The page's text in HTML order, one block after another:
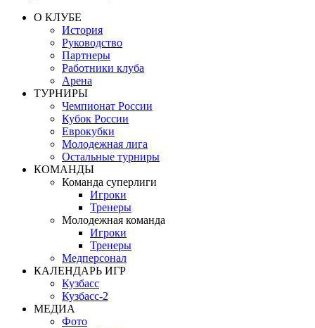
О КЛУБЕ
История
Руководство
Партнеры
Работники клуба
Арена
ТУРНИРЫ
Чемпионат России
Кубок России
Еврокубки
Молодежная лига
Остальные турниры
КОМАНДЫ
Команда суперлиги
Игроки
Тренеры
Молодежная команда
Игроки
Тренеры
Медперсонал
КАЛЕНДАРЬ ИГР
Кузбасс
Кузбасс-2
МЕДИА
Фото